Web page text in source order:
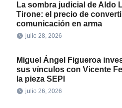
La sombra judicial de Aldo
Tirone: el precio de
comunicación en arma
julio 28, 2026
Miguel Ángel Figueroa
sus vínculos con Vicente
la pieza SEPI
julio 26, 2026